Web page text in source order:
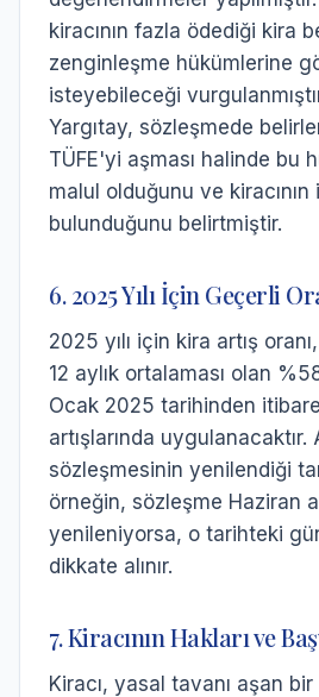
kiracının fazla ödediği kira
zenginleşme hükümlerine
isteyebileceği
Yargıtay, sözleşmede
TÜFE'yi aşması halinde bu
malul olduğunu ve kiracının
bulunduğunu belirtmiştir.
6. 2025 Yılı İçin Geçerli
2025 yılı için kira artış
12 aylık ortalaması olan
Ocak 2025 tarihinden
artışlarında uygulanacaktır.
sözleşmesinin yenilendiği
örneğin, sözleşme Haziran
yenileniyorsa, o tarihteki
dikkate alınır.
7. Kiracının Hakları ve
Kiracı, yasal tavanı aşan bir